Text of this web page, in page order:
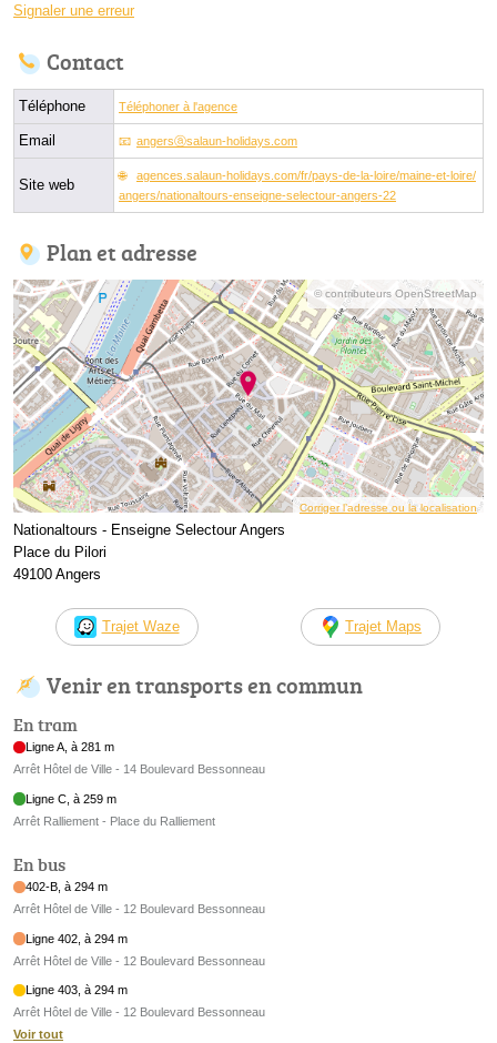
Signaler une erreur
Contact
Téléphone Téléphoner à l'agence
Email angersⓐsalaun-holidays.com
Site web
agences.salaun-holidays.com/fr/pays-de-la-loire/maine-et-loire/
angers/nationaltours-enseigne-selectour-angers-22
Plan et adresse
© contributeurs OpenStreetMap
Corriger l’adresse ou la localisation
Nationaltours - Enseigne Selectour Angers
Place du Pilori
49100 Angers
Trajet Waze Trajet Maps
Venir en transports en commun
En tram
Ligne A, à 281 m
Arrêt Hôtel de Ville - 14 Boulevard Bessonneau
Ligne C, à 259 m
Arrêt Ralliement - Place du Ralliement
En bus
402-B, à 294 m
Arrêt Hôtel de Ville - 12 Boulevard Bessonneau
Ligne 402, à 294 m
Arrêt Hôtel de Ville - 12 Boulevard Bessonneau
Ligne 403, à 294 m
Arrêt Hôtel de Ville - 12 Boulevard Bessonneau
Voir tout